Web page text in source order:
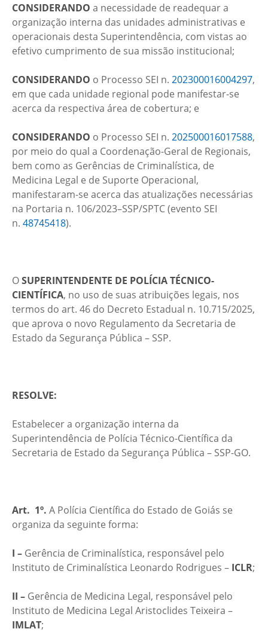
CONSIDERANDO a necessidade de readequar a
organização interna das unidades administrativas e
operacionais desta Superintendência, com vistas ao
efetivo cumprimento de sua missão institucional;
CONSIDERANDO o Processo SEI n. 202300016004297,
em que cada unidade regional pode manifestar-se
acerca da respectiva área de cobertura; e
CONSIDERANDO o Processo SEI n. 202500016017588,
por meio do qual a Coordenação-Geral de Regionais,
bem como as Gerências de Criminalística, de
Medicina Legal e de Suporte Operacional,
manifestaram-se acerca das atualizações necessárias
na Portaria n. 106/2023–SSP/SPTC (evento SEI
n. 48745418).
OSUPERINTENDENTE DE POLÍCIA TÉCNICO-
CIENTÍFICA, no uso de suas atribuições legais, nos
termos do art. 46 do Decreto Estadual n. 10.715/2025,
que aprova o novo Regulamento da Secretaria de
Estado da Segurança Pública – SSP.
RESOLVE:
Estabelecer a organização interna da
Superintendência de Polícia Técnico-Científica da
Secretaria de Estado da Segurança Pública – SSP-GO.
Art. 1º. A Polícia Científica do Estado de Goiás se
organiza da seguinte forma:
I – Gerência de Criminalística, responsável pelo
Instituto de Criminalística Leonardo Rodrigues – ICLR;
II – Gerência de Medicina Legal, responsável pelo
Instituto de Medicina Legal Aristoclides Teixeira –
IMLAT;